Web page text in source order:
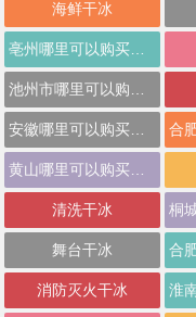
海鲜干冰
亳州哪里可以购买干冰
池州市哪里可以购买干冰
安徽哪里可以购买干冰
黄山哪里可以购买干冰
清洗干冰
舞台干冰
消防灭火干冰